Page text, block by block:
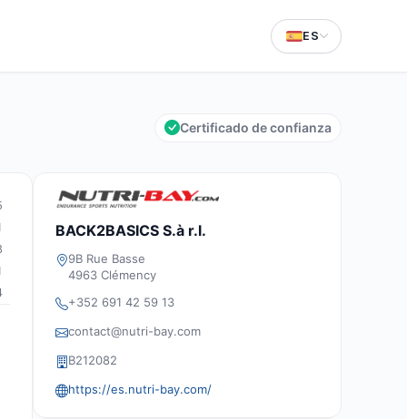
ES
Certificado de confianza
BACK2BASICS S.à r.l.
9B Rue Basse
4963 Clémency
+352 691 42 59 13
contact@nutri-bay.com
B212082
https://es.nutri-bay.com/